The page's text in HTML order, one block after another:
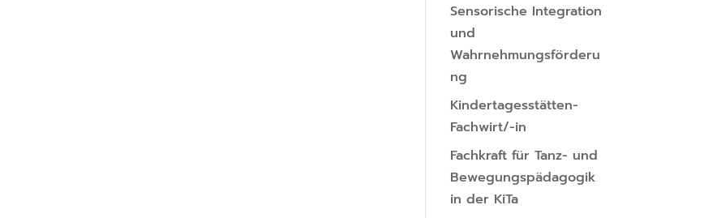
Sensorische Integration
und
Wahrnehmungsförderu
ng
Kindertagesstätten-
Fachwirt/-in
Fachkraft für Tanz- und
Bewegungspädagogik
in der KiTa